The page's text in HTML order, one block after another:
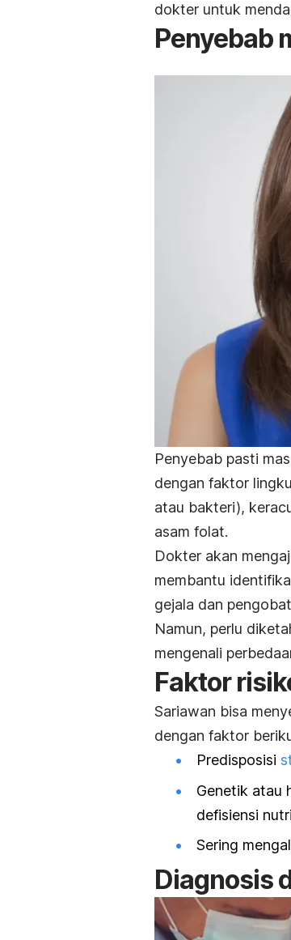
dokter untuk
Penyebab
Penyebab pasti
dengan faktor
atau bakteri),
asam folat.
Dokter akan
membantu
gejala dan
Namun, perlu
mengenali
Faktor
Sariawan bisa
dengan faktor
Predisposisi
Genetik atau
defisiensi
Sering
Diagnosis